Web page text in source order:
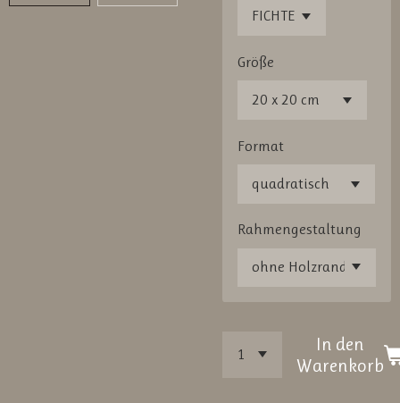
Größe
Format
Rahmengestaltung
In den
Warenkorb